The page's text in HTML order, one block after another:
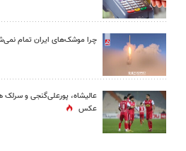
چرا موشک‌های ایران تمام
عالیشاه، پورعلی‌گنجی و
عکس